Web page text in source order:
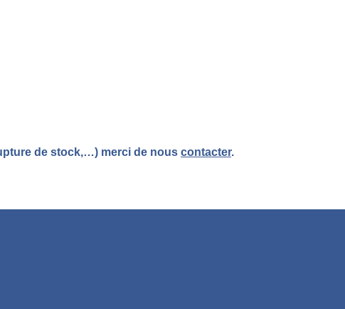
de stock,…) merci de nous contacter.